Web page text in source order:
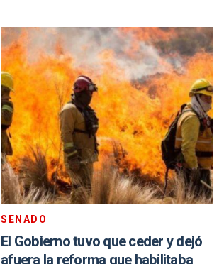
SENADO
El Gobierno tuvo que ceder y dejó